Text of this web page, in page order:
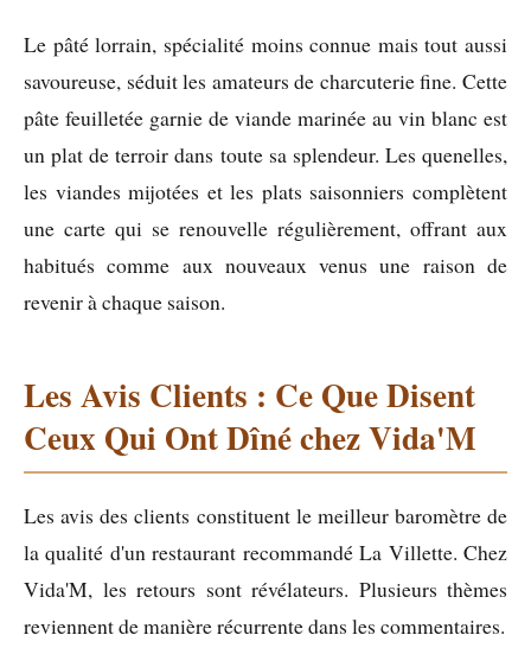
Le pâté lorrain, spécialité moins connue mais tout aussi
savoureuse, séduit les amateurs de charcuterie fine. Cette
pâte feuilletée garnie de viande marinée au vin blanc est
un plat de terroir dans toute sa splendeur. Les quenelles,
les viandes mijotées et les plats saisonniers complètent
une carte qui se renouvelle régulièrement, offrant aux
habitués comme aux nouveaux venus une raison de
revenir à chaque saison.
Les Avis Clients : Ce Que Disent
Ceux Qui Ont Dîné chez Vida'M
Les avis des clients constituent le meilleur baromètre de
la qualité d'un restaurant recommandé La Villette. Chez
Vida'M, les retours sont révélateurs. Plusieurs thèmes
reviennent de manière récurrente dans les commentaires.